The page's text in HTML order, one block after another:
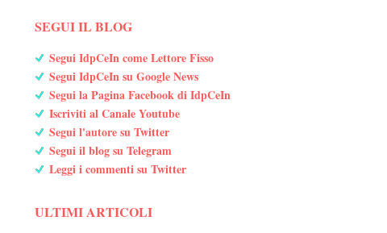
SEGUI IL BLOG
Segui IdpCeIn come Lettore Fisso
Segui IdpCeIn su Google News
Segui la Pagina Facebook di IdpCeIn
Iscriviti al Canale Youtube
Segui l'autore su Twitter
Segui il blog su Telegram
Leggi i commenti su Twitter
ULTIMI ARTICOLI